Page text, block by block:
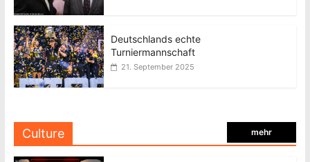
Deutschlands echte
Turniermannschaft
21. September 2025
Culture mehr